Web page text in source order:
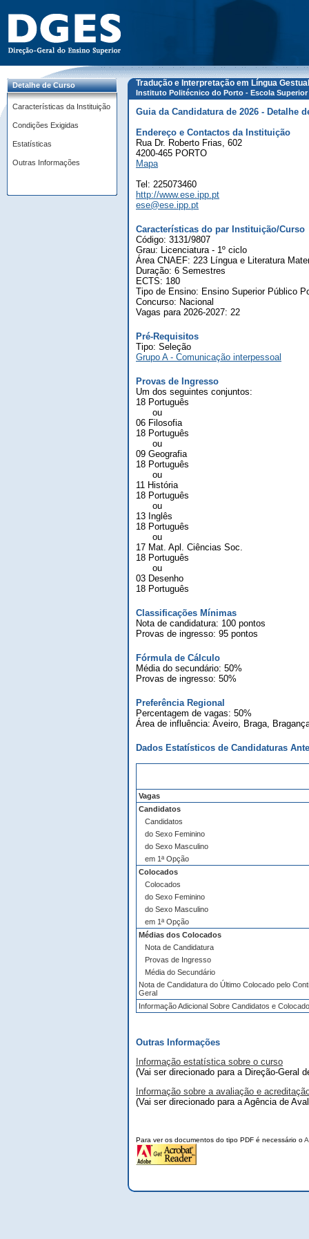
Detalhe de Curso
Características da Instituição
Condições Exigidas
Estatísticas
Outras Informações
Tradução e Interpretação em Língua
Instituto Politécnico do Porto - Escola Superior
Guia da Candidatura de 2026 - Detalhe
Endereço e Contactos da Instituição
Rua Dr. Roberto Frias, 602
4200-465 PORTO
Mapa
Tel: 225073460
http://www.ese.ipp.pt
ese@ese.ipp.pt
Características do par Instituição/Curso
Código: 3131/9807
Grau: Licenciatura - 1º ciclo
Área CNAEF: 223 Língua e Literatura
Duração: 6 Semestres
ECTS: 180
Tipo de Ensino: Ensino Superior Público
Concurso: Nacional
Vagas para 2026-2027: 22
Pré-Requisitos
Tipo: Seleção
Grupo A - Comunicação interpessoal
Provas de Ingresso
Um dos seguintes conjuntos:
18 Português
ou
06 Filosofia
18 Português
ou
09 Geografia
18 Português
ou
11 História
18 Português
ou
13 Inglês
18 Português
ou
17 Mat. Apl. Ciências Soc.
18 Português
ou
03 Desenho
18 Português
Classificações Mínimas
Nota de candidatura: 100 pontos
Provas de ingresso: 95 pontos
Fórmula de Cálculo
Média do secundário: 50%
Provas de ingresso: 50%
Preferência Regional
Percentagem de vagas: 50%
Área de influência: Aveiro, Braga,
Dados Estatísticos de Candidaturas
Vagas
Candidatos
Candidatos
do Sexo Feminino
do Sexo Masculino
em 1ª Opção
Colocados
Colocados
do Sexo Feminino
do Sexo Masculino
em 1ª Opção
Médias dos Colocados
Nota de Candidatura
Provas de Ingresso
Média do Secundário
Nota de Candidatura do Último Colocado pelo
Geral
Informação Adicional Sobre Candidatos e
Outras Informações
Informação estatística sobre o curso
(Vai ser direcionado para a Direção-Geral
Informação sobre a avaliação e
(Vai ser direcionado para a Agência de
Para ver os documentos do tipo PDF é necessário o